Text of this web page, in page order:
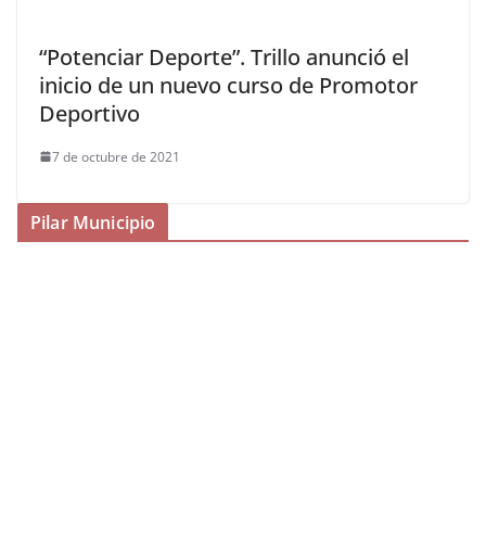
“Potenciar Deporte”. Trillo anunció el
inicio de un nuevo curso de Promotor
Deportivo
7 de octubre de 2021
Pilar Municipio